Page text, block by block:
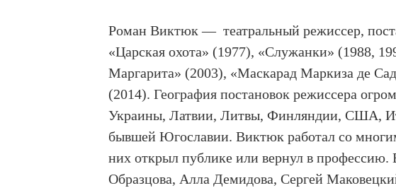
Роман Виктюк — театральный режиссер,
«Царская охота» (1977), «Служанки» (1988,
Маргарита» (2003), «Маскарад Маркиза де
(2014). География постановок режиссера
Украины, Латвии, Литвы, Финляндии, США,
бывшей Югославии. Виктюк работал со
них открыл публике или вернул в профессию.
Образцова, Алла Демидова, Сергей